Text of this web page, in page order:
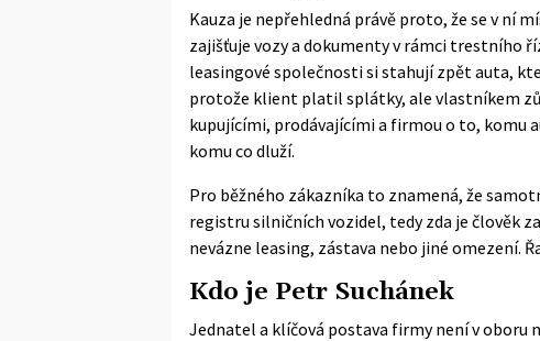
Kauza je nepřehledná právě proto, že se v ní
zajišťuje vozy a dokumenty v rámci trestního
leasingové společnosti si stahují zpět auta,
protože klient platil splátky, ale vlastníkem
kupujícími, prodávajícími a firmou o to, komu
komu co dluží.
Pro běžného zákazníka to znamená, že
registru silničních vozidel, tedy zda je člověk
nevázne leasing, zástava nebo jiné omezení.
Kdo je Petr Suchánek
Jednatel a klíčová postava firmy není v oboru